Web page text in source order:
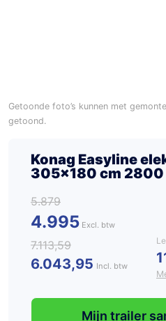
Getoonde foto’s kunnen met
getoond.
Konag Easyline
305×180 cm 2800
5.879
4.995
7.113,59
6.043,95 Incl. btw
Mijn trailer